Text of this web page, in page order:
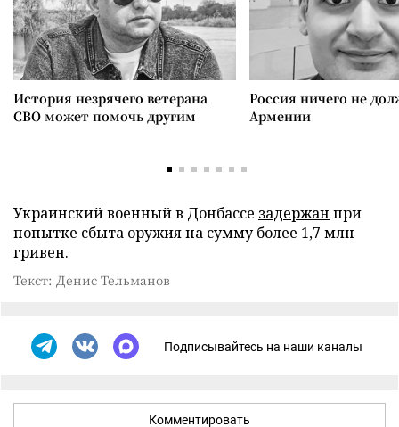
История незрячего ветерана
СВО может помочь другим
Россия ничего не
Армении
Украинский военный в Донбассе задержан при
попытке сбыта оружия на сумму более 1,7 млн
гривен.
Текст: Денис Тельманов
Подписывайтесь на наши каналы
Комментировать